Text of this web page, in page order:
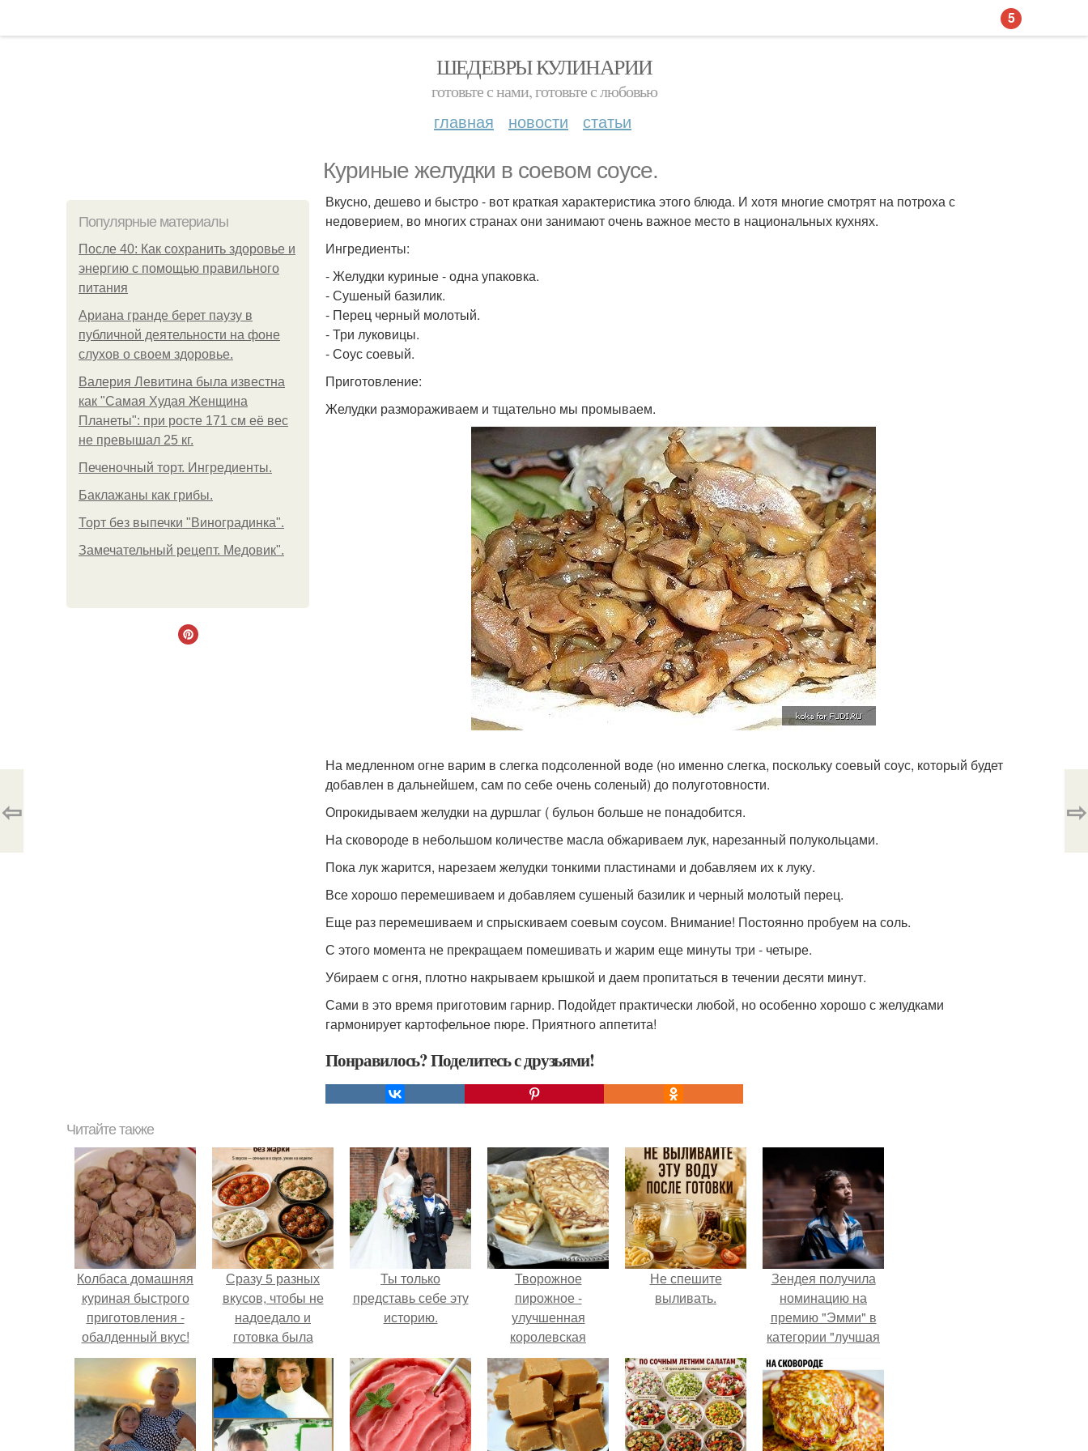
ШЕДЕВРЫ КУЛИНАРИИ
готовьте с нами, готовьте с любовью
главная новости статьи
Куриные желудки в соевом соусе.
Популярные материалы
После 40: Как сохранить здоровье и
энергию с помощью правильного
питания
Ариана гранде берет паузу в
публичной деятельности на фоне
слухов о своем здоровье.
Валерия Левитина была известна
как "Самая Худая Женщина
Планеты": при росте 171 см её вес
не превышал 25 кг.
Печеночный торт. Ингредиенты.
Баклажаны как грибы.
Торт без выпечки "Виноградинка".
Замечательный рецепт. Медовик".
Вкусно, дешево и быстро - вот краткая характеристика этого блюда. И хотя многие смотрят на потроха с
недоверием, во многих странах они занимают очень важное место в национальных кухнях.
Ингредиенты:
- Желудки куриные - одна упаковка.
- Сушеный базилик.
- Перец черный молотый.
- Три луковицы.
- Соус соевый.
Приготовление:
Желудки размораживаем и тщательно мы промываем.
На медленном огне варим в слегка подсоленной воде (но именно слегка, поскольку соевый соус, который будет
добавлен в дальнейшем, сам по себе очень соленый) до полуготовности.
Опрокидываем желудки на дуршлаг ( бульон больше не понадобится.
На сковороде в небольшом количестве масла обжариваем лук, нарезанный полукольцами.
Пока лук жарится, нарезаем желудки тонкими пластинами и добавляем их к луку.
Все хорошо перемешиваем и добавляем сушеный базилик и черный молотый перец.
Еще раз перемешиваем и спрыскиваем соевым соусом. Внимание! Постоянно пробуем на соль.
С этого момента не прекращаем помешивать и жарим еще минуты три - четыре.
Убираем с огня, плотно накрываем крышкой и даем пропитаться в течении десяти минут.
Сами в это время приготовим гарнир. Подойдет практически любой, но особенно хорошо с желудками
гармонирует картофельное пюре. Приятного аппетита!
Понравилось? Поделитесь с друзьями!
⇦ ⇨
Читайте также
Колбаса домашняя
куриная быстрого
приготовления -
обалденный вкус!
Сразу 5 разных
вкусов, чтобы не
надоедало и
готовка была
проще.
Ты только
представь себе эту
историю.
Творожное
пирожное -
улучшенная
королевская
ватрушка.
Не спешите
выливать.
Зендея получила
номинацию на
премию "Эмми" в
категории "лучшая
актриса в
драматическом
сериале" за третий
сезон "эйфории".
5